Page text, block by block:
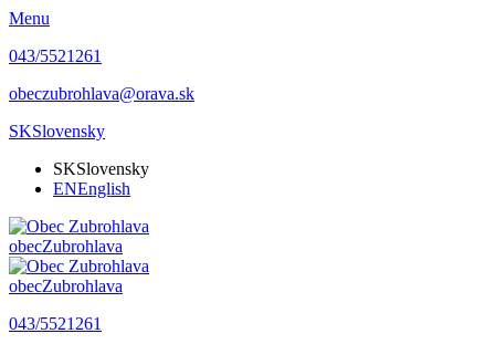
Menu
043/5521261
obeczubrohlava@orava.sk
SKSlovensky
SKSlovensky
ENEnglish
obecZubrohlava
obecZubrohlava
043/5521261